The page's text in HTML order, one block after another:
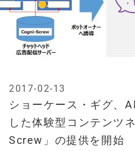
ショーケース・ギグ、
した体験型コンテンツ
Screw」の提供を開始
2017-02-13